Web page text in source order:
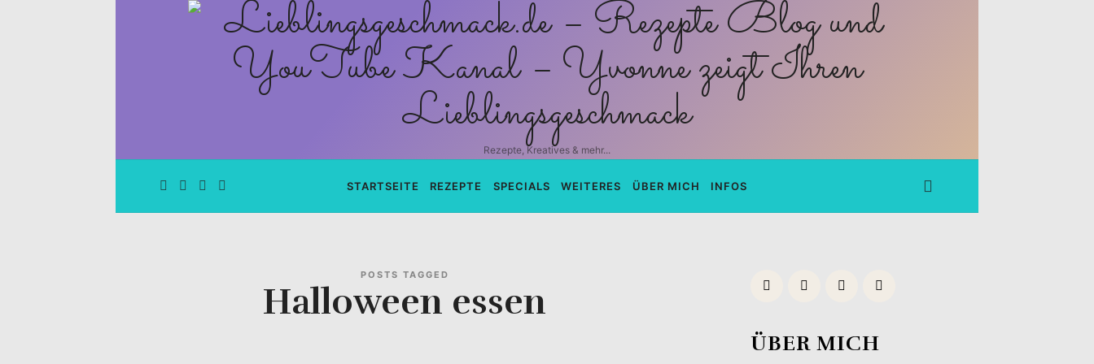
Lieblingsgeschmack.de
Rezepte
Blog
und
Kanal
Rezepte, Kreatives & mehr...
STARTSEITE REZEPTE SPECIALS WEITERES ÜBER MICH INFOS
POSTS TAGGED
Halloween essen
ÜBER MICH